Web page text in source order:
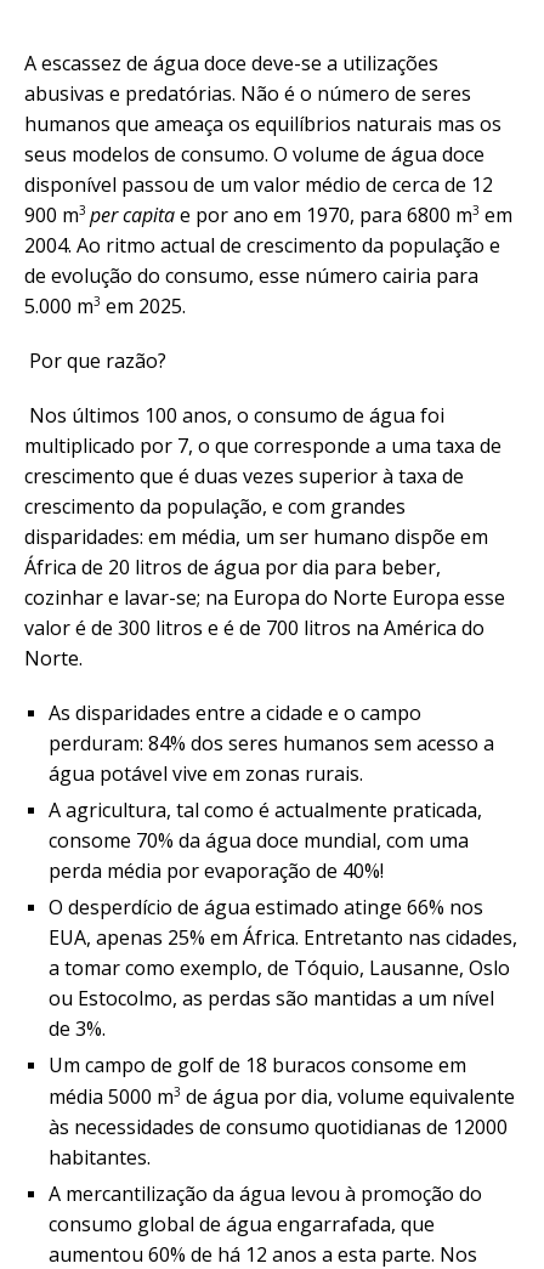
A escassez de água doce deve-se a utilizações
abusivas e predatórias. Não é o número de seres
humanos que ameaça os equilíbrios naturais mas os
seus modelos de consumo. O volume de água doce
disponível passou de um valor médio de cerca de 12
900 m3 per capitae por ano em 1970, para 6800 m3 em
2004. Ao ritmo actual de crescimento da população e
de evolução do consumo, esse número cairia para
5.000 m3 em 2025.
Por que razão?
Nos últimos 100 anos, o consumo de água foi
multiplicado por 7, o que corresponde a uma taxa de
crescimento que é duas vezes superior à taxa de
crescimento da população, e com grandes
disparidades: em média, um ser humano dispõe em
África de 20 litros de água por dia para beber,
cozinhar e lavar-se; na Europa do Norte Europa esse
valor é de 300 litros e é de 700 litros na América do
Norte.
As disparidades entre a cidade e o campo
perduram: 84% dos seres humanos sem acesso a
água potável vive em zonas rurais.
A agricultura, tal como é actualmente praticada,
consome 70% da água doce mundial, com uma
perda média por evaporação de 40%!
O desperdício de água estimado atinge 66% nos
EUA, apenas 25% em África. Entretanto nas cidades,
a tomar como exemplo, de Tóquio, Lausanne, Oslo
ou Estocolmo, as perdas são mantidas a um nível
de 3%.
Um campo de golf de 18 buracos consome em
média 5000 m3 de água por dia, volume equivalente
às necessidades de consumo quotidianas de 12000
habitantes.
A mercantilização da água levou à promoção do
consumo global de água engarrafada, que
aumentou 60% de há 12 anos a esta parte. Nos